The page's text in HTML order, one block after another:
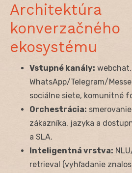
Architektúra
konverzačného
ekosystému
Vstupné kanály:
WhatsApp/Telegram/
sociálne siete, komunitné
Orchestrácia:
zákazníka, jazyka a
a SLA.
Inteligentná vrstva:
retrieval (vyhľadanie